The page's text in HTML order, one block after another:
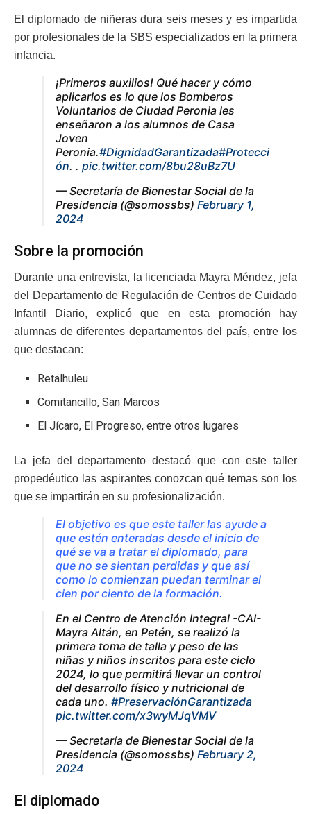
El diplomado de niñeras dura seis meses y es impartida
por profesionales de la SBS especializados en la primera
infancia.
¡Primeros auxilios! Qué hacer y cómo
aplicarlos es lo que los Bomberos
Voluntarios de Ciudad Peronia les
enseñaron a los alumnos de Casa
Joven
Peronia.#DignidadGarantizada#Protecci
ón. . pic.twitter.com/8bu28uBz7U
— Secretaría de Bienestar Social de la
Presidencia (@somossbs) February 1,
2024
Sobre la promoción
Durante una entrevista, la licenciada Mayra Méndez, jefa
del Departamento de Regulación de Centros de Cuidado
Infantil Diario, explicó que en esta promoción hay
alumnas de diferentes departamentos del país, entre los
que destacan:
Retalhuleu
Comitancillo, San Marcos
El Jícaro, El Progreso, entre otros lugares
La jefa del departamento destacó que con este taller
propedéutico las aspirantes conozcan qué temas son los
que se impartirán en su profesionalización.
El objetivo es que este taller las ayude a
que estén enteradas desde el inicio de
qué se va a tratar el diplomado, para
que no se sientan perdidas y que así
como lo comienzan puedan terminar el
cien por ciento de la formación.
En el Centro de Atención Integral -CAI-
Mayra Altán, en Petén, se realizó la
primera toma de talla y peso de las
niñas y niños inscritos para este ciclo
2024, lo que permitirá llevar un control
del desarrollo físico y nutricional de
cada uno. #PreservaciónGarantizada
pic.twitter.com/x3wyMJqVMV
— Secretaría de Bienestar Social de la
Presidencia (@somossbs) February 2,
2024
El diplomado